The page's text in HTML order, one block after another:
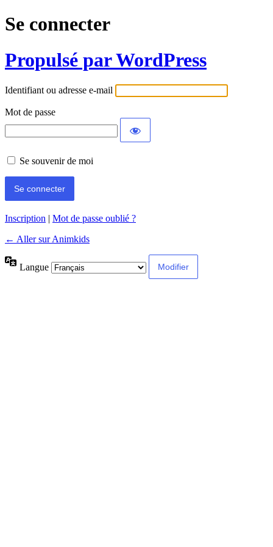
Se connecter
Propulsé par WordPress
Identifiant ou adresse e-mail
Mot de passe
Se souvenir de moi
Inscription | Mot de passe oublié ?
← Aller sur Animkids
Langue